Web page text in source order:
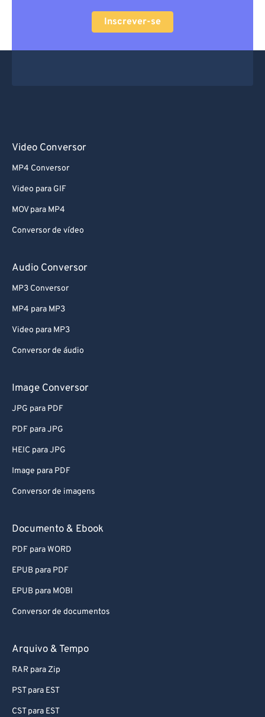
Inscrever-se
Video Conversor
MP4 Conversor
Video para GIF
MOV para MP4
Conversor de vídeo
Audio Conversor
MP3 Conversor
MP4 para MP3
Video para MP3
Conversor de áudio
Image Conversor
JPG para PDF
PDF para JPG
HEIC para JPG
Image para PDF
Conversor de imagens
Documento & Ebook
PDF para WORD
EPUB para PDF
EPUB para MOBI
Conversor de documentos
Arquivo & Tempo
RAR para Zip
PST para EST
CST para EST